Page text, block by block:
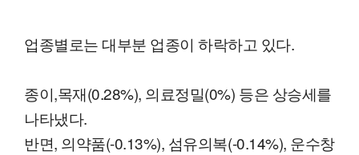
업종별로는 대부분 업종이 하락하고 있다.
종이,목재(0.28%), 의료정밀(0%) 등은 상승세를
나타냈다.
반면, 의약품(-0.13%), 섬유의복(-0.14%), 운수창